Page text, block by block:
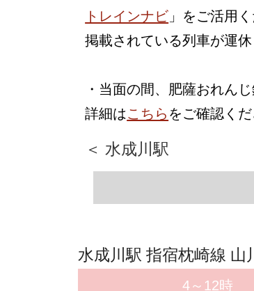
トレインナビ 」をご活用く
掲載されている列車が運
・当面の間、肥薩おれん
詳細はこちら をご確認くだ
＜ 水成川駅
水成川駅 指宿枕崎線 山
4～12時